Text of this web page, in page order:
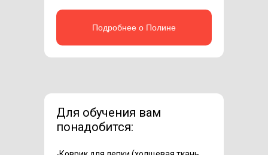
Подробнее о Полине
Для обучения вам
понадобится: